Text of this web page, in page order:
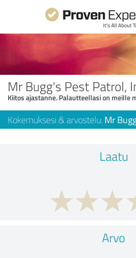
Mr Bugg's Pest Patrol,
Kiitos ajastanne. Palautteellasi on meille
Kokemuksesi & arvostelu: Mr
Laatu
Arvo